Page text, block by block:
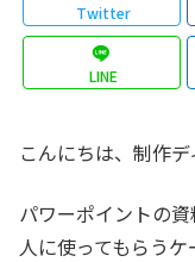
Twitter
LINE
こんにちは、制作
パワーポイントの
人に使ってもらう